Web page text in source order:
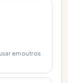
em outros